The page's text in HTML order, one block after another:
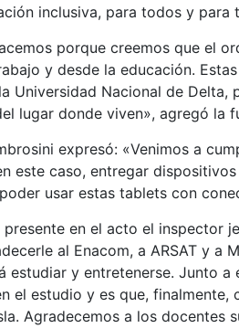
inclusiva, para todos y para
porque creemos que el
y desde la educación.
Universidad Nacional de
lugar donde viven», agregó la
expresó: «Venimos a
este caso, entregar
usar estas tablets con
presente en el acto el inspector
al Enacom, a ARSAT y
estudiar y entretenerse. Junto
el estudio y es que,
Agradecemos a los